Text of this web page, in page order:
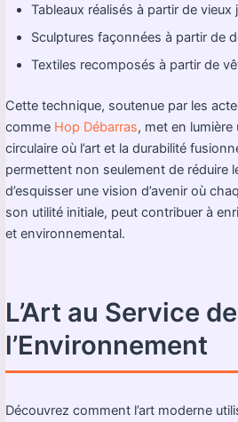
Tableaux réalisés à partir de
Sculptures façonnées à partir de
Textiles recomposés à partir de
Cette technique, soutenue par les
comme Hop Débarras, met en lumière
circulaire où l’art et la durabilité
permettent non seulement de réduire
d’esquisser une vision d’avenir où
son utilité initiale, peut contribuer à
et environnemental.
L’Art au Service de
l’Environnement
Découvrez comment l’art moderne